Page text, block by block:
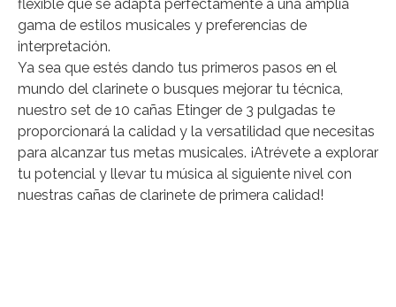
flexible que se adapta perfectamente a una amplia
gama de estilos musicales y preferencias de
interpretación.
Ya sea que estés dando tus primeros pasos en el
mundo del clarinete o busques mejorar tu técnica,
nuestro set de 10 cañas Etinger de 3 pulgadas te
proporcionará la calidad y la versatilidad que necesitas
para alcanzar tus metas musicales. ¡Atrévete a explorar
tu potencial y llevar tu música al siguiente nivel con
nuestras cañas de clarinete de primera calidad!